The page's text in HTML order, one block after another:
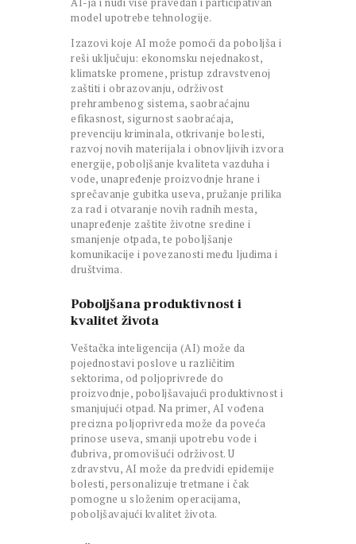
model upotrebe tehnologije.
Izazovi koje AI može pomoći da poboljša i
reši uključuju: ekonomsku nejednakost,
klimatske promene, pristup zdravstvenoj
zaštiti i obrazovanju, održivost
prehrambenog sistema, saobraćajnu
efikasnost, sigurnost saobraćaja,
prevenciju kriminala, otkrivanje bolesti,
razvoj novih materijala i obnovljivih izvora
energije, poboljšanje kvaliteta vazduha i
vode, unapređenje proizvodnje hrane i
sprečavanje gubitka useva, pružanje prilika
za rad i otvaranje novih radnih mesta,
unapređenje zaštite životne sredine i
smanjenje otpada, te poboljšanje
komunikacije i povezanosti među ljudima i
društvima.
Poboljšana produktivnost i
kvalitet života
Veštačka inteligencija (AI) može da
pojednostavi poslove u različitim
sektorima, od poljoprivrede do
proizvodnje, poboljšavajući produktivnost i
smanjujući otpad. Na primer, AI vođena
precizna poljoprivreda može da poveća
prinose useva, smanji upotrebu vode i
đubriva, promovišući održivost. U
zdravstvu, AI može da predvidi epidemije
bolesti, personalizuje tretmane i čak
pomogne u složenim operacijama,
poboljšavajući kvalitet života.